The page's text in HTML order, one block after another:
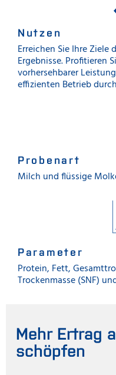
Nutzen
Erreichen Sie Ihre
Ergebnisse. Profitieren
vorhersehbarer
effizienten Betrieb
Probenart
Milch und flüssige
Parameter
Protein, Fett,
Trockenmasse (SNF)
Mehr Ertrag
schöpfen